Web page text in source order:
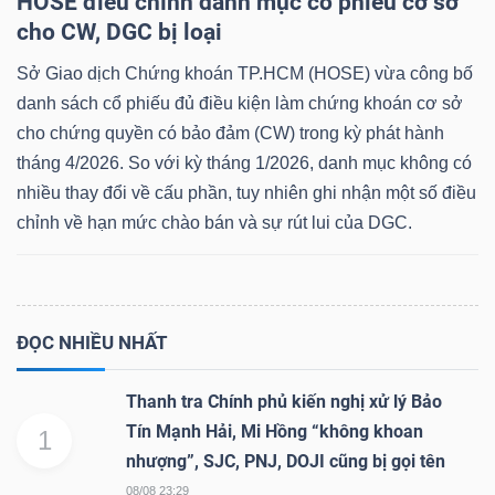
cho CW, DGC bị loại
Sở Giao dịch Chứng khoán TP.HCM (HOSE) vừa công bố
danh sách cổ phiếu đủ điều kiện làm chứng khoán cơ sở
cho chứng quyền có bảo đảm (CW) trong kỳ phát hành
tháng 4/2026. So với kỳ tháng 1/2026, danh mục không có
nhiều thay đổi về cấu phần, tuy nhiên ghi nhận một số điều
chỉnh về hạn mức chào bán và sự rút lui của DGC.
ĐỌC NHIỀU NHẤT
1
Thanh tra Chính phủ kiến nghị xử lý Bảo
Tín Mạnh Hải, Mi Hồng “không khoan
nhượng”, SJC, PNJ, DOJI cũng bị gọi tên
08/08 23:29
Dữ
liệu
tài
chính